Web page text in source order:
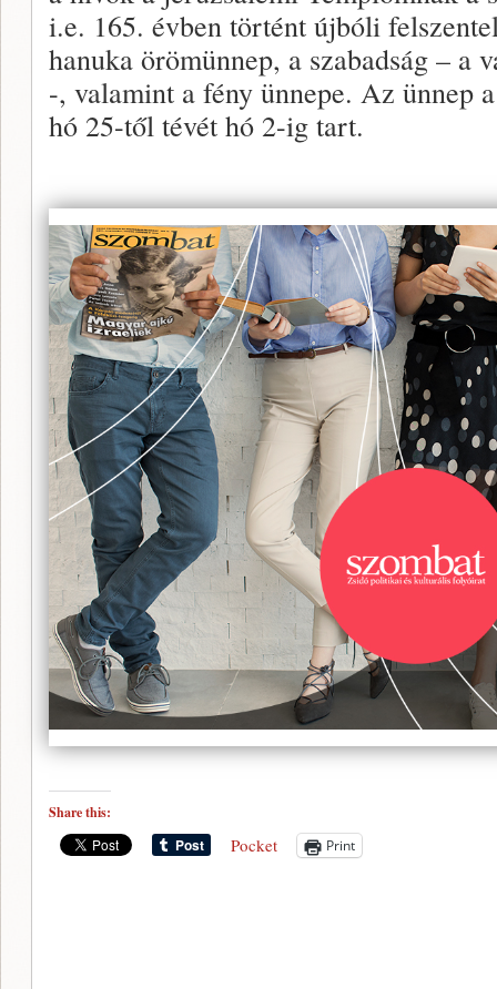
i.e. 165. évben történt újbóli
hanuka örömünnep, a szabadság – a
-, valamint a fény ünnepe. Az ünnep
hó 25-től tévét hó 2-ig tart.
Share this:
Pocket Print